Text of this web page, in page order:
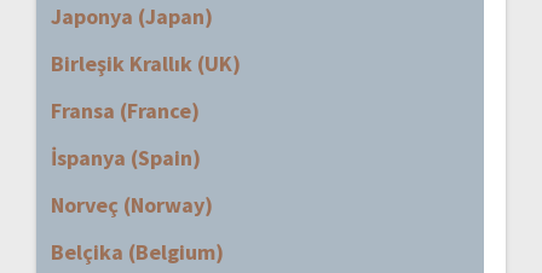
Japonya (Japan)
Birleşik Krallık (UK)
Fransa (France)
İspanya (Spain)
Norveç (Norway)
Belçika (Belgium)